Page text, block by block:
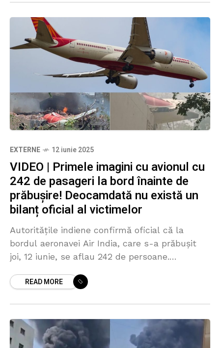
EXTERNE 12 iunie 2025
VIDEO | Primele imagini cu avionul cu
242 de pasageri la bord înainte de
prăbușire! Deocamdată nu există un
bilanț oficial al victimelor
Autoritățile indiene confirmă oficial că la
bordul aeronavei Air India, care s-a prăbușit
joi, 12 iunie, se aflau 242 de persoane.
prăbușit la
READ MORE